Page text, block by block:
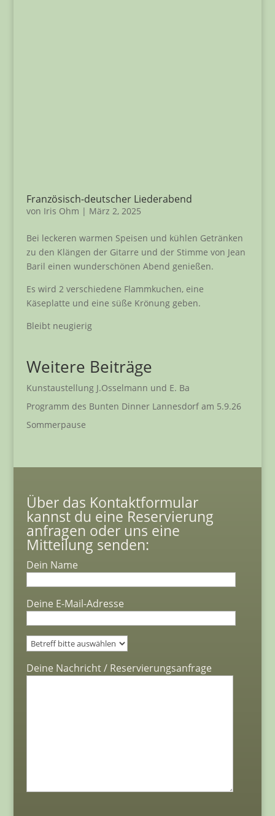
Französisch-deutscher Liederabend
von Iris Ohm | März 2, 2025
Bei leckeren warmen Speisen und kühlen Getränken
zu den Klängen der Gitarre und der Stimme von Jean
Baril einen wunderschönen Abend genießen.
Es wird 2 verschiedene Flammkuchen, eine
Käseplatte und eine süße Krönung geben.
Bleibt neugierig
Weitere Beiträge
Kunstaustellung J.Osselmann und E. Ba
Programm des Bunten Dinner Lannesdorf am 5.9.26
Sommerpause
Über das Kontaktformular
kannst du eine Reservierung
anfragen oder uns eine
Mitteilung senden:
Dein Name
Deine E-Mail-Adresse
Deine Nachricht / Reservierungsanfrage